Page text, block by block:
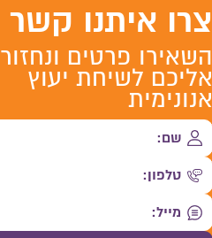
צרו איתנו קשר
השאירו פרטים ונחזור
אליכם לשיחת יעוץ
אנונימית